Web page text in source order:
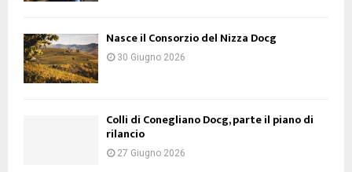
Nasce il Consorzio del Nizza Docg
30 Giugno 2026
Colli di Conegliano Docg, parte il piano di
rilancio
27 Giugno 2026